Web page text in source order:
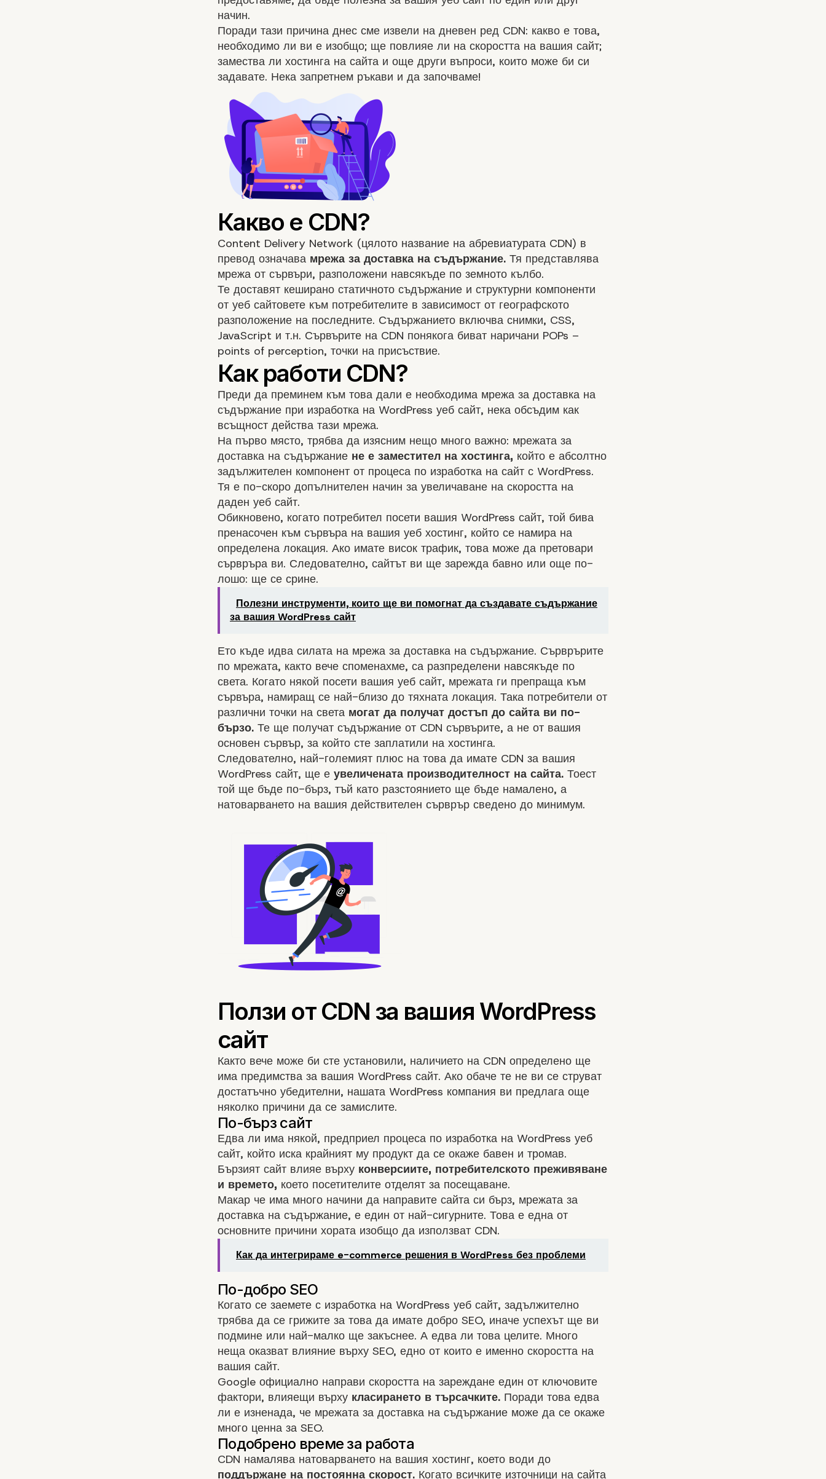
начин.
Поради тази причина днес сме извели на дневен ред CDN: какво е това,
необходимо ли ви е изобщо; ще повлияе ли на скоростта на вашия сайт;
замества ли хостинга на сайта и още други въпроси, които може би си
задавате. Нека запретнем ръкави и да започваме!
Content Delivery Network (цялото название на абревиатурата CDN) в
превод означава мрежа за доставка на съдържание. Тя представлява
мрежа от сървъри, разположени навсякъде по земното кълбо.
Те доставят кеширано статичното съдържание и структурни компоненти
от уеб сайтовете към потребителите в зависимост от географското
разположение на последните. Съдържанието включва снимки, CSS,
JavaScript и т.н. Сървърите на CDN понякога биват наричани POPs –
points of perception, точки на присъствие.
Преди да преминем към това дали е необходима мрежа за доставка на
съдържание при изработка на WordPress уеб сайт, нека обсъдим как
всъщност действа тази мрежа.
На първо място, трябва да изясним нещо много важно: мрежата за
доставка на съдържание не е заместител на хостинга, който е абсолтно
задължителен компонент от процеса по изработка на сайт с WordPress.
Тя е по-скоро допълнителен начин за увеличаване на скоростта на
даден уеб сайт.
Обикновено, когато потребител посети вашия WordPress сайт, той бива
пренасочен към сървъра на вашия уеб хостинг, който се намира на
определена локация. Ако имате висок трафик, това може да претовари
сървръра ви. Следователно, сайтът ви ще зарежда бавно или още по-
лошо: ще се срине.
Полезни инструменти, които ще ви помогнат да създавате съдържание
за вашия WordPress сайт
Ето къде идва силата на мрежа за доставка на съдържание. Сърврърите
по мрежата, както вече споменахме, са разпределени навсякъде по
света. Когато някой посети вашия уеб сайт, мрежата ги препраща към
сървъра, намиращ се най-близо до тяхната локация. Така потребители от
различни точки на света могат да получат достъп до сайта ви по-
бързо. Те ще получат съдържание от CDN сървърите, а не от вашия
основен сървър, за който сте заплатили на хостинга.
Следователно, най-големият плюс на това да имате CDN за вашия
WordPress сайт, ще е увеличената производителност на сайта. Тоест
той ще бъде по-бърз, тъй като разстоянието ще бъде намалено, а
натоварването на вашия действителен сърврър сведено до минимум.
Както вече може би сте установили, наличието на CDN определено ще
има предимства за вашия WordPress сайт. Ако обаче те не ви се струват
достатъчно убедителни, нашата WordPress компания ви предлага още
няколко причини да се замислите.
Едва ли има някой, предприел процеса по изработка на WordPress уеб
сайт, който иска крайният му продукт да се окаже бавен и тромав.
Бързият сайт влияе върху конверсиите, потребителското преживяване
и времето, което посетителите отделят за посещаване.
Макар че има много начини да направите сайта си бърз, мрежата за
доставка на съдържание, е един от най-сигурните. Това е една от
основните причини хората изобщо да използват CDN.
Как да интегрираме e-commerce решения в WordPress без проблеми
Когато се заемете с изработка на WordPress уеб сайт, задължително
трябва да се грижите за това да имате добро SEO, иначе успехът ще ви
подмине или най-малко ще закъснее. А едва ли това целите. Много
неща оказват влияние върху SEO, едно от които е именно скоростта на
вашия сайт.
Google официално направи скоростта на зареждане един от ключовите
фактори, влияещи върху класирането в търсачките. Поради това едва
ли е изненада, че мрежата за доставка на съдържание може да се окаже
много ценна за SEO.
CDN намалява натоварването на вашия хостинг, което води до
поддържане на постоянна скорост. Когато всичките източници на сайта